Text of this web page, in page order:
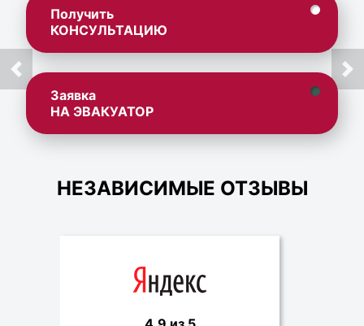
Получить
КОНСУЛЬТАЦИЮ
Заявка
НА ЭВАКУАТОР
НЕЗАВИСИМЫЕ ОТЗЫВЫ